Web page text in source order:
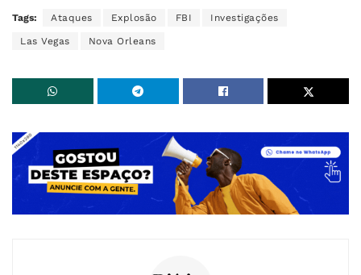
Tags: Ataques Explosão FBI Investigações
Las Vegas Nova Orleans